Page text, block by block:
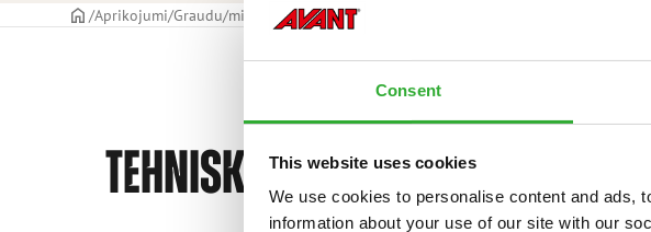
Consent
This website uses cookies
We use cookies to personalise content and ads,
information about your use of our site with our
TITULLAPA
Aprikojumi Graudu/miltu izsmidzinātāja kauss
TEHNISKĀS SPECIFIKĀCIJAS